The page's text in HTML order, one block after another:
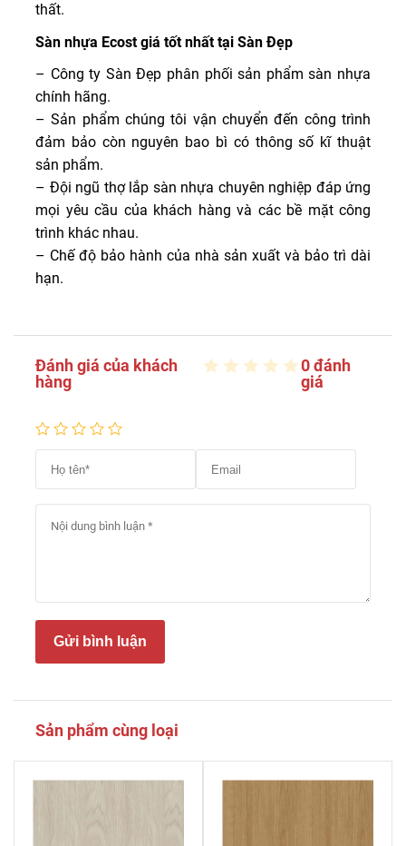
thất.
Sàn nhựa Ecost giá tốt nhất tại Sàn Đẹp
– Công ty Sàn Đẹp phân phối sản phẩm sàn nhựa
chính hãng.
– Sản phẩm chúng tôi vận chuyển đến công trình
đảm bảo còn nguyên bao bì có thông số kĩ thuật
sản phẩm.
– Đội ngũ thợ lắp sàn nhựa chuyên nghiệp đáp ứng
mọi yêu cầu của khách hàng và các bề mặt công
trình khác nhau.
– Chế độ bảo hành của nhà sản xuất và bảo trì dài
hạn.
Đánh giá của khách
hàng
0 đánh
giá
Gửi bình luận
Sản phẩm cùng loại